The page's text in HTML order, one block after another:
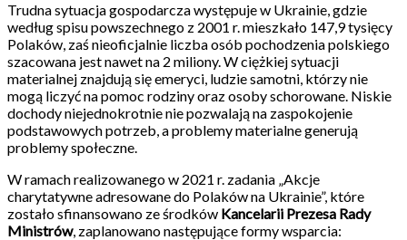
Trudna sytuacja gospodarcza występuje w Ukrainie, gdzie
według spisu powszechnego z 2001 r. mieszkało 147,9 tysięcy
Polaków, zaś nieoficjalnie liczba osób pochodzenia polskiego
szacowana jest nawet na 2 miliony. W ciężkiej sytuacji
materialnej znajdują się emeryci, ludzie samotni, którzy nie
mogą liczyć na pomoc rodziny oraz osoby schorowane. Niskie
dochody niejednokrotnie nie pozwalają na zaspokojenie
podstawowych potrzeb, a problemy materialne generują
problemy społeczne.
W ramach realizowanego w 2021 r. zadania „Akcje
charytatywne adresowane do Polaków na Ukrainie”, które
zostało sfinansowano ze środków Kancelarii Prezesa Rady
Ministrów, zaplanowano następujące formy wsparcia: